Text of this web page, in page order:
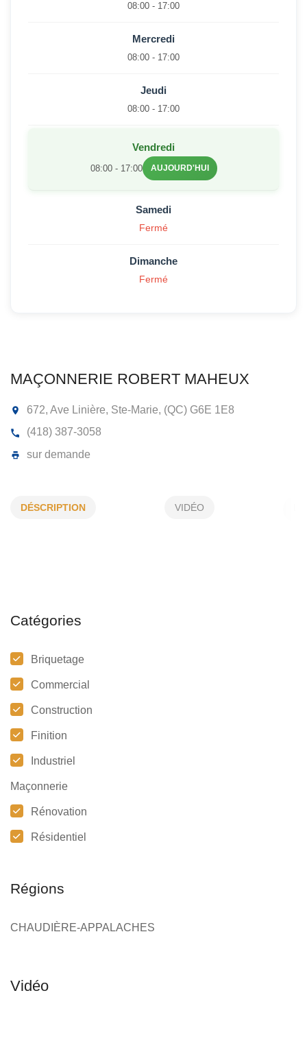
672, Ave Linière, Ste-Marie, (QC)
DÉSCRIPTION VIDÉO
Catégories
Briquetage
Commercial
Construction
Finition
Industriel
Maçonnerie
Rénovation
Résidentiel
Régions
CHAUDIÈRE-APPALACHES
08:00 - 17:00
Mercredi
08:00 - 17:00
Jeudi
08:00 - 17:00
Vendredi
08:00 - 17:00 AUJOURD'HUI
Samedi
Fermé
Dimanche
Fermé